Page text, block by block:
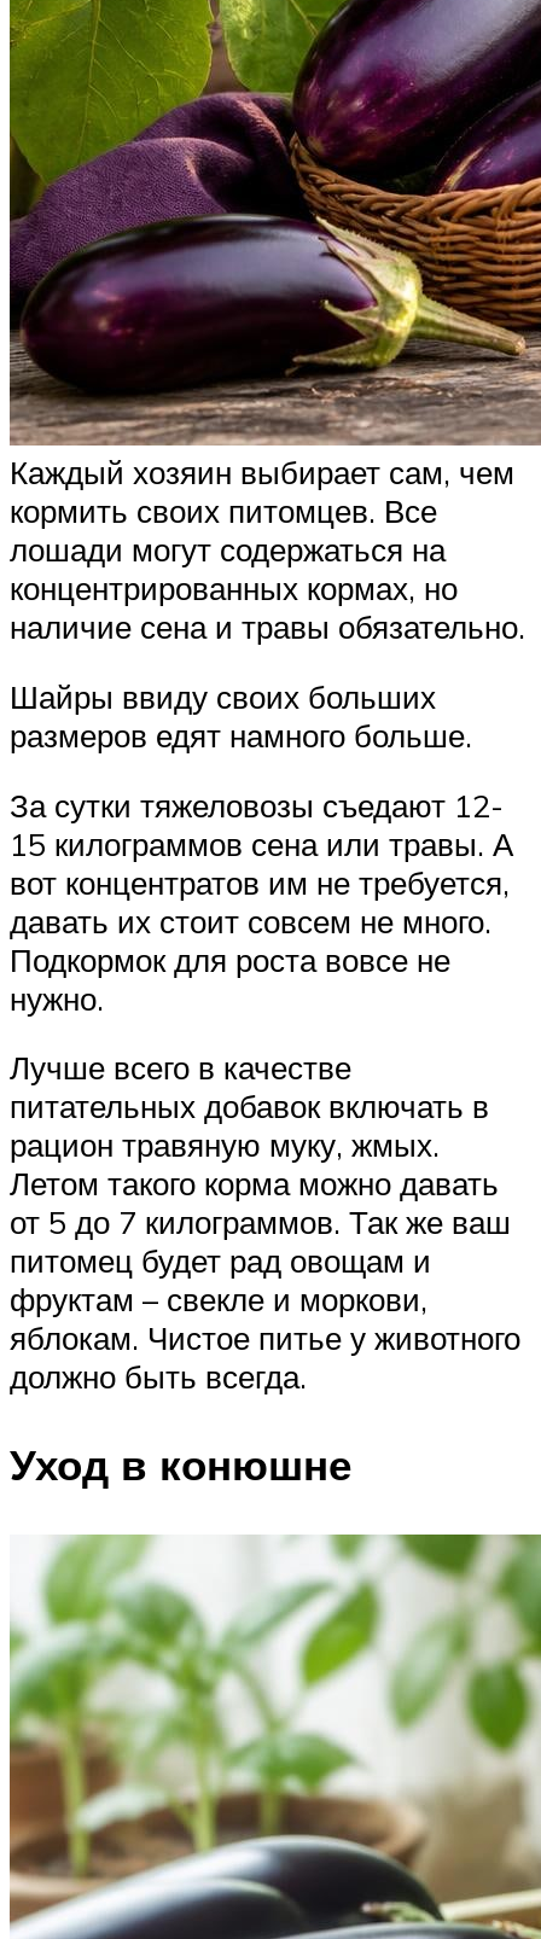
Каждый хозяин выбирает сам, чем
кормить своих питомцев. Все
лошади могут содержаться на
концентрированных кормах, но
наличие сена и травы обязательно.
Шайры ввиду своих больших
размеров едят намного больше.
За сутки тяжеловозы съедают 12-
15 килограммов сена или травы. А
вот концентратов им не требуется,
давать их стоит совсем не много.
Подкормок для роста вовсе не
нужно.
Лучше всего в качестве
питательных добавок включать в
рацион травяную муку, жмых.
Летом такого корма можно давать
от 5 до 7 килограммов. Так же ваш
питомец будет рад овощам и
фруктам – свекле и моркови,
яблокам. Чистое питье у животного
должно быть всегда.
Уход в конюшне